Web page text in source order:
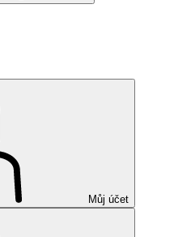
Můj účet